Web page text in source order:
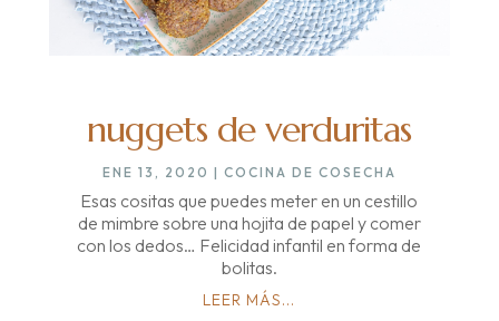
nuggets de verduritas
ENE 13, 2020 | COCINA DE COSECHA
Esas cositas que puedes meter en un cestillo
de mimbre sobre una hojita de papel y comer
con los dedos… Felicidad infantil en forma de
bolitas.
LEER MÁS...